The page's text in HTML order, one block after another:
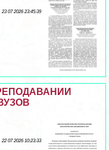
23 07 2026 23:45:39
22 07 2026 10:23:33